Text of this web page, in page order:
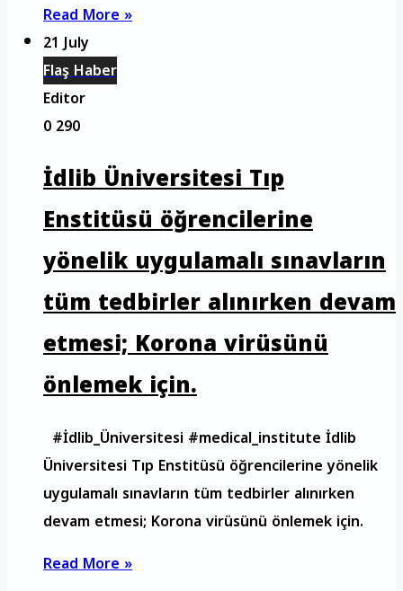
Read More »
21 July
Flaş Haber
Editor
0290
İdlib Üniversitesi Tıp
Enstitüsü öğrencilerine
yönelik uygulamalı sınavların
tüm tedbirler alınırken devam
etmesi; Korona virüsünü
önlemek için.
#İdlib_Üniversitesi #medical_institute İdlib
Üniversitesi Tıp Enstitüsü öğrencilerine yönelik
uygulamalı sınavların tüm tedbirler alınırken
devam etmesi; Korona virüsünü önlemek için.
Read More »